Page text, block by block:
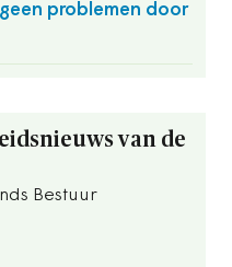
problemen door
van de
Bestuur